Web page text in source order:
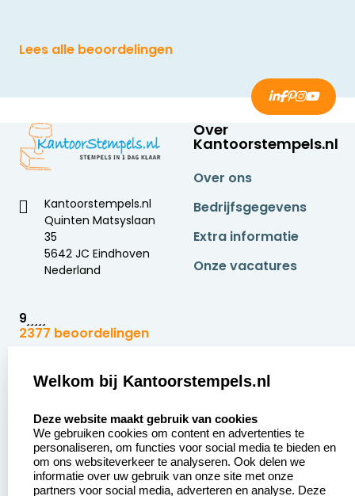
Lees alle beoordelingen
Kantoorstempels.nl
Quinten Matsyslaan
35
5642 JC Eindhoven
Nederland
9
2377 beoordelingen
Over
Kantoorstempels.nl
Over ons
Bedrijfsgegevens
Extra informatie
Onze vacatures
Zakelijk:
Aanvraag op maat
Betaling &
Verzending
Wederverkoper
Klantenservice:
Contact opnemen
Veel gestelde vragen
Retourneren
Welkom bij Kantoorstempels.nl
Deze website maakt gebruik van cookies
We gebruiken cookies om content en advertenties te
personaliseren, om functies voor social media te bieden en
om ons websiteverkeer te analyseren. Ook delen we
informatie over uw gebruik van onze site met onze
partners voor social media, adverteren en analyse. Deze